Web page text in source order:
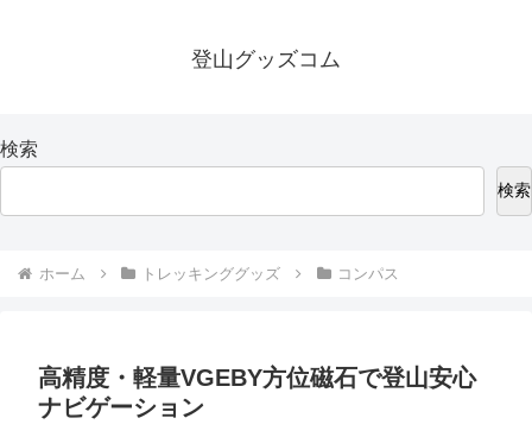
登山グッズコム
検索
検索
ホーム トレッキンググッズ コンパス
高精度・軽量VGEBY方位磁石で登山安心
ナビゲーション